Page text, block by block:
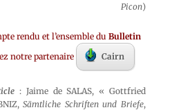
Picon)
rendu et l’ensemble duBulletin
notre partenaire Cairn
: Jaime de SALAS, « Gottfried
Sämtliche Schriften und Briefe,